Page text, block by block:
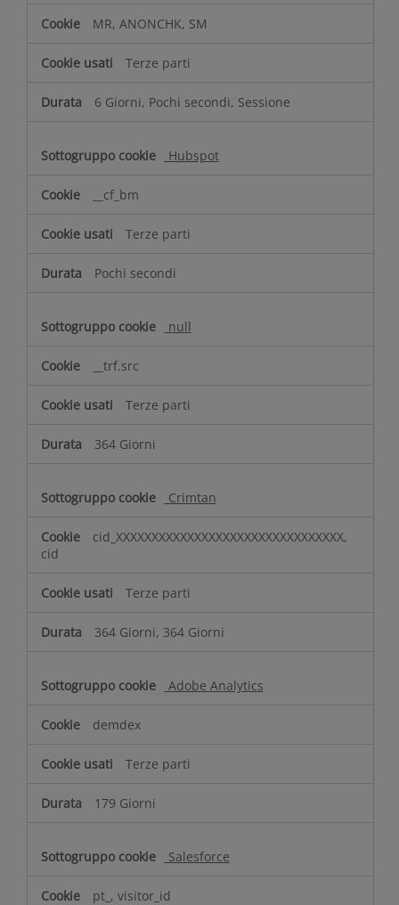
MR, ANONCHK, SM
Terze parti
6 Giorni, Pochi secondi, Sessione
Hubspot
__cf_bm
Terze parti
Pochi secondi
null
__trf.src
Terze parti
364 Giorni
Crimtan
cid_XXXXXXXXXXXXXXXXXXXXXXXXXXXXXXXX,
cid
Terze parti
364 Giorni, 364 Giorni
Adobe Analytics
demdex
Terze parti
179 Giorni
Salesforce
pt_, visitor_id